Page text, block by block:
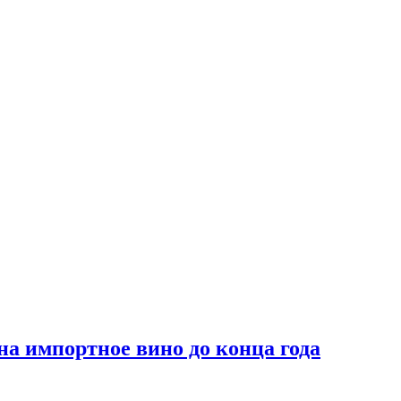
импортное вино до конца года